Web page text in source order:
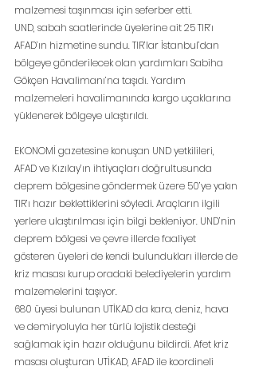
malzemesi taşınması için seferber etti.
UND, sabah saatlerinde üyelerine ait 25 TIR’ı
AFAD’ın hizmetine sundu. TIR’lar İstanbul’dan
bölgeye gönderilecek olan yardımları Sabiha
Gökçen Havalimanı’na taşıdı. Yardım
malzemeleri havalimanında kargo uçaklarına
yüklenerek bölgeye ulaştırıldı.
EKONOMİ gazetesine konuşan UND yetkilileri,
AFAD ve Kızılay’ın ihtiyaçları doğrultusunda
deprem bölgesine göndermek üzere 50’ye yakın
TIR’ı hazır beklettiklerini söyledi. Araçların ilgili
yerlere ulaştırılması için bilgi bekleniyor. UND’nin
deprem bölgesi ve çevre illerde faaliyet
gösteren üyeleri de kendi bulundukları illerde de
kriz masası kurup oradaki belediyelerin yardım
malzemelerini taşıyor.
680 üyesi bulunan UTİKAD da kara, deniz, hava
ve demiryoluyla her türlü lojistik desteği
sağlamak için hazır olduğunu bildirdi. Afet kriz
masası oluşturan UTİKAD, AFAD ile koordineli